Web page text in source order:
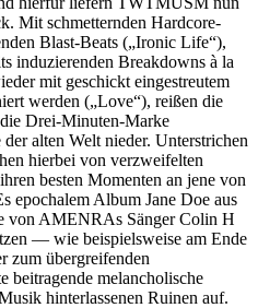
Mit schmetternden Hardcore-
Blast-Beats („Ironic Life“),
induzierenden Breakdowns à la
mit geschickt eingestreutem
werden („Love“), reißen die
Drei-Minuten-Marke
alten Welt nieder. Unterstrichen
hierbei von verzweifelten
besten Momenten an jene von
epochalem Album Jane Doe aus
von AMENRAs Sänger Colin H
— wie beispielsweise am Ende
übergreifenden
beitragende melancholische
hinterlassenen Ruinen auf.